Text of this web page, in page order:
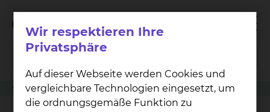
Stoffwechsel & Drüsen
Wir respektieren Ihre
Privatsphäre
Auf dieser Webseite werden Cookies und
vergleichbare Technologien eingesetzt, um
die ordnungsgemäße Funktion zu